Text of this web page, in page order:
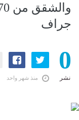
جراف
0
نشر منذ شهر واحد